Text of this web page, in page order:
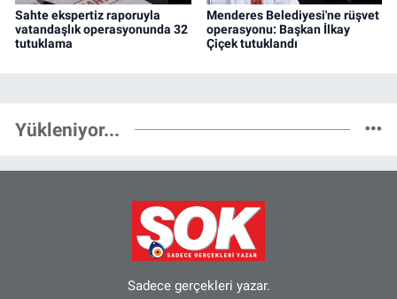
Sahte ekspertiz raporuyla
vatandaşlık operasyonunda 32
tutuklama
Menderes Belediyesi'ne rüşvet
operasyonu: Başkan İlkay
Çiçek tutuklandı
Yükleniyor...
Sadece gerçekleri yazar.